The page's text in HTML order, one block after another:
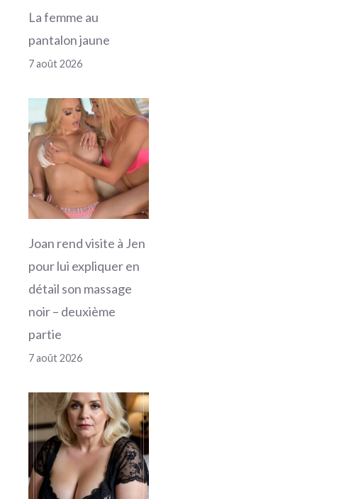
La femme au
pantalon jaune
7 août 2026
Joan rend visite à Jen
pour lui expliquer en
détail son massage
noir – deuxième
partie
7 août 2026